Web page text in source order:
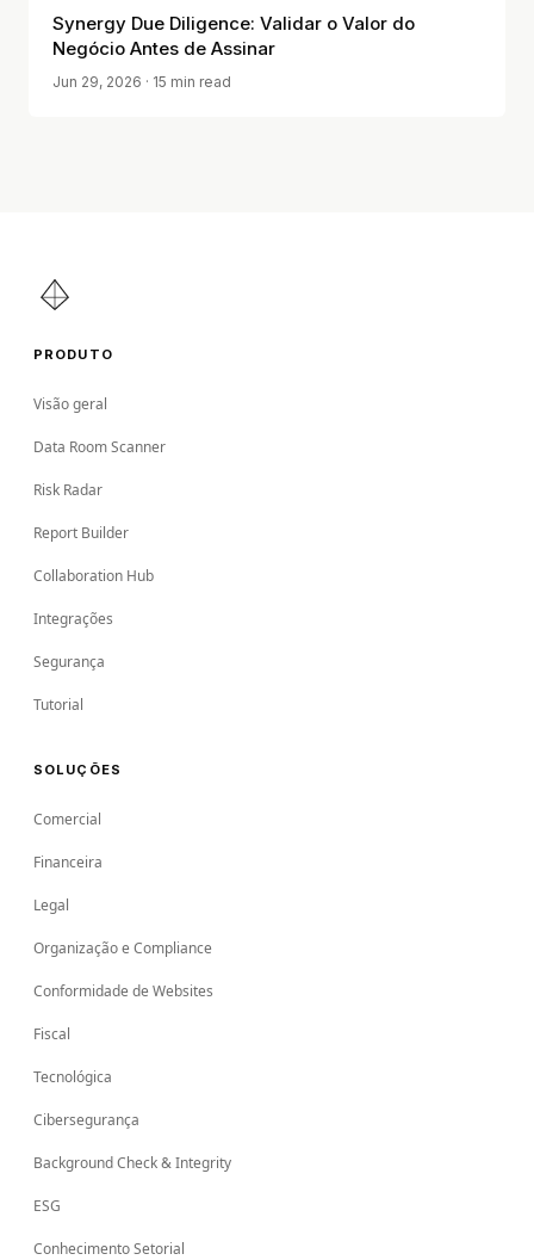
Synergy Due Diligence: Validar o Valor do
Negócio Antes de Assinar
Jun 29, 2026 · 15 min read
PRODUTO
Visão geral
Data Room Scanner
Risk Radar
Report Builder
Collaboration Hub
Integrações
Segurança
Tutorial
SOLUÇÕES
Comercial
Financeira
Legal
Organização e Compliance
Conformidade de Websites
Fiscal
Tecnológica
Cibersegurança
Background Check & Integrity
ESG
Conhecimento Setorial